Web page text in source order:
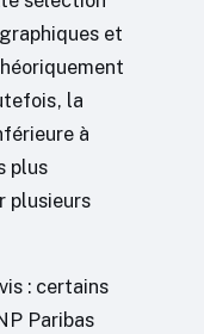
et
la
à
plus
plusieurs
: certains
Paribas